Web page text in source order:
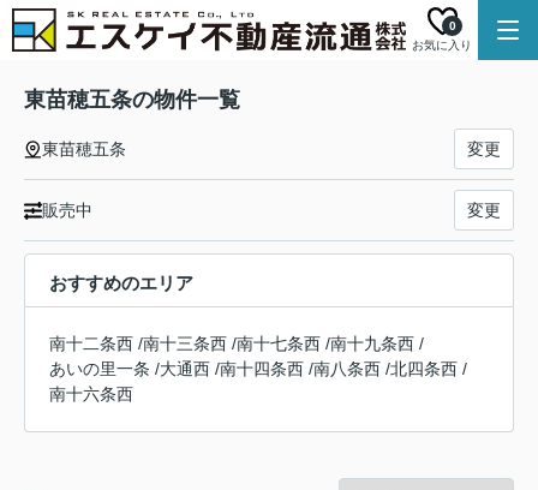
お気に入り
0
東苗穂五条の物件一覧
東苗穂五条 変更
販売中 変更
おすすめのエリア
南十二条西 /南十三条西 /南十七条西 /南十九条西 /
あいの里一条 /大通西 /南十四条西 /南八条西 /北四条西 /
南十六条西